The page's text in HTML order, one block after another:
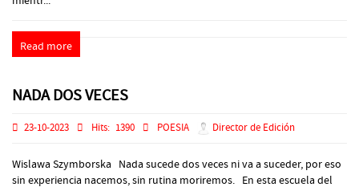
Read more
NADA DOS VECES
23-10-2023 Hits: 1390 POESIA Director de Edición
Wislawa Szymborska Nada sucede dos veces ni va a suceder, por eso
sin experiencia nacemos, sin rutina moriremos. En esta escuela del